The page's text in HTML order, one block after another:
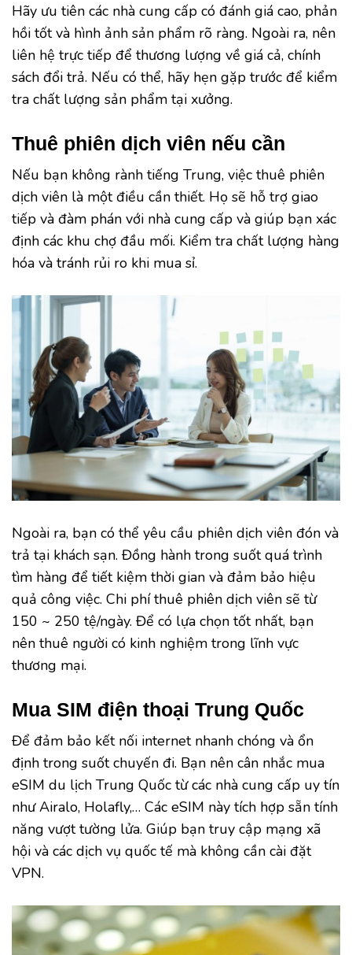
Hãy ưu tiên các nhà cung cấp có đánh giá cao, phản
hồi tốt và hình ảnh sản phẩm rõ ràng. Ngoài ra, nên
liên hệ trực tiếp để thương lượng về giá cả, chính
sách đổi trả. Nếu có thể, hãy hẹn gặp trước để kiểm
tra chất lượng sản phẩm tại xưởng.
Thuê phiên dịch viên nếu cần
Nếu bạn không rành tiếng Trung, việc thuê phiên
dịch viên là một điều cần thiết. Họ sẽ hỗ trợ giao
tiếp và đàm phán với nhà cung cấp và giúp bạn xác
định các khu chợ đầu mối. Kiểm tra chất lượng hàng
hóa và tránh rủi ro khi mua sỉ.
Ngoài ra, bạn có thể yêu cầu phiên dịch viên đón và
trả tại khách sạn. Đồng hành trong suốt quá trình
tìm hàng để tiết kiệm thời gian và đảm bảo hiệu
quả công việc. Chi phí thuê phiên dịch viên sẽ từ
150 ~ 250 tệ/ngày. Để có lựa chọn tốt nhất, bạn
nên thuê người có kinh nghiệm trong lĩnh vực
thương mại.
Mua SIM điện thoại Trung Quốc
Để đảm bảo kết nối internet nhanh chóng và ổn
định trong suốt chuyến đi. Bạn nên cân nhắc mua
eSIM du lịch Trung Quốc từ các nhà cung cấp uy tín
như Airalo, Holafly,… Các eSIM này tích hợp sẵn tính
năng vượt tường lửa. Giúp bạn truy cập mạng xã
hội và các dịch vụ quốc tế mà không cần cài đặt
VPN.